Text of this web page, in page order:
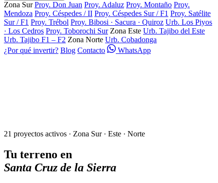
Zona Sur Proy. Don Juan Proy. Adaluz Proy. Montaño Proy.
Mendoza Proy. Céspedes / II Proy. Céspedes Sur / F1 Proy. Satélite
Sur / F1 Proy. Trébol Proy. Bibosi · Sacura · Quiroz Urb. Los Piyos
· Los Cedros Proy. Toborochi Sur Zona Este Urb. Tajibo del Este
Urb. Tajibo F1 – F2 Zona Norte Urb. Cobadonga
¿Por qué invertir? Blog Contacto WhatsApp
21 proyectos activos · Zona Sur · Este · Norte
Tu terreno en
Santa Cruz de la Sierra